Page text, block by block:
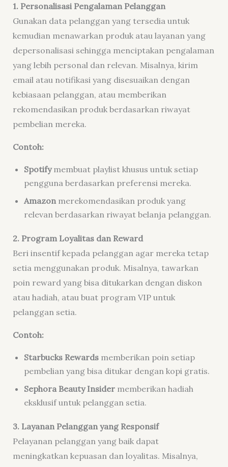
1. Personalisasi Pengalaman Pelanggan
Gunakan data pelanggan yang tersedia untuk
kemudian menawarkan produk atau layanan yang
depersonalisasi sehingga menciptakan pengalaman
yang lebih personal dan relevan. Misalnya, kirim
email atau notifikasi yang disesuaikan dengan
kebiasaan pelanggan, atau memberikan
rekomendasikan produk berdasarkan riwayat
pembelian mereka.
Contoh:
Spotifymembuat playlist khusus untuk setiap
pengguna berdasarkan preferensi mereka.
Amazonmerekomendasikan produk yang
relevan berdasarkan riwayat belanja pelanggan.
2. Program Loyalitas dan Reward
Beri insentif kepada pelanggan agar mereka tetap
setia menggunakan produk. Misalnya, tawarkan
poin reward yang bisa ditukarkan dengan diskon
atau hadiah, atau buat program VIP untuk
pelanggan setia.
Contoh:
Starbucks Rewardsmemberikan poin setiap
pembelian yang bisa ditukar dengan kopi gratis.
Sephora Beauty Insidermemberikan hadiah
eksklusif untuk pelanggan setia.
3. Layanan Pelanggan yang Responsif
Pelayanan pelanggan yang baik dapat
meningkatkan kepuasan dan loyalitas. Misalnya,